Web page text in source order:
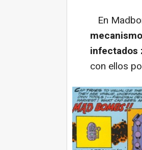
En
infectados
con ellos